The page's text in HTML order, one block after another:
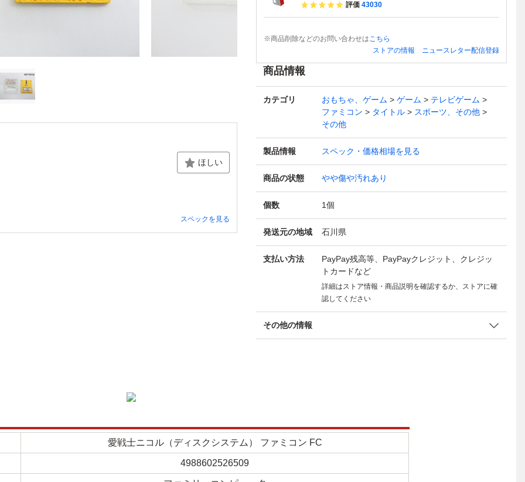
ほしい
スペックを見る
評価 43030
※商品削除などのお問い合わせはこちら
ストアの情報
ニュースレター配信登録
商品情報
カテゴリ おもちゃ、ゲーム ゲーム
テレビゲーム
ファミコン
タイトル
スポーツ、その他
その他
製品情報 スペック・価格相場を見る
商品の状態 やや傷や汚れあり
個数 1個
発送元の地域 石川県
支払い方法
PayPay残高等、PayPayクレジット、クレジッ
トカードなど
詳細はストア情報・商品説明を確認するか、ストアに確
認してください
その他の情報